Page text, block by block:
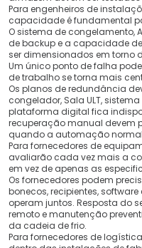
Para engenheiros de
capacidade é fundamental
O sistema de congelamento,
de backup e a capacidade
ser dimensionados em torno
Um único ponto de falha
de trabalho se torna mais
Os planos de redundância
congelador, Sala ULT,
plataforma digital fica
recuperação manual devem
quando a automação normal
Para fornecedores de
avaliarão cada vez mais a
em vez de apenas as
Os fornecedores podem
bonecos, recipientes,
operam juntos. Resposta do
remoto e manutenção
da cadeia de frio.
Para fornecedores de